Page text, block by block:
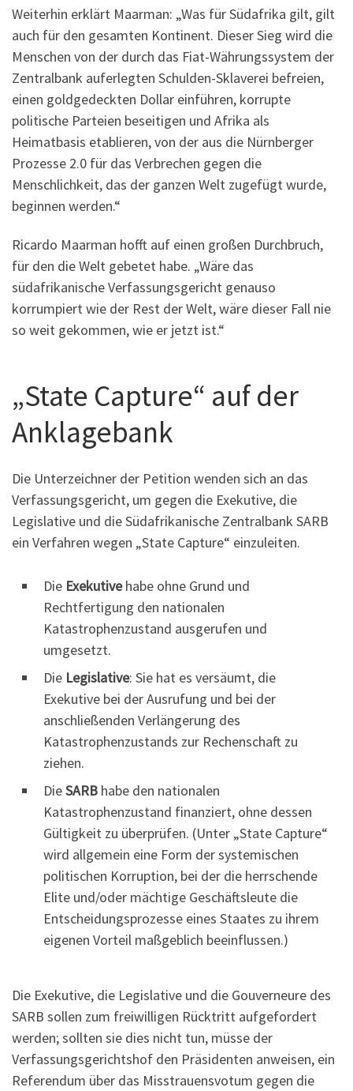
Weiterhin erklärt Maarman: „Was für Südafrika gilt, gilt
auch für den gesamten Kontinent. Dieser Sieg wird die
Menschen von der durch das Fiat-Währungssystem der
Zentralbank auferlegten Schulden-Sklaverei befreien,
einen goldgedeckten Dollar einführen, korrupte
politische Parteien beseitigen und Afrika als
Heimatbasis etablieren, von der aus die Nürnberger
Prozesse 2.0 für das Verbrechen gegen die
Menschlichkeit, das der ganzen Welt zugefügt wurde,
beginnen werden.“
Ricardo Maarman hofft auf einen großen Durchbruch,
für den die Welt gebetet habe. „Wäre das
südafrikanische Verfassungsgericht genauso
korrumpiert wie der Rest der Welt, wäre dieser Fall nie
so weit gekommen, wie er jetzt ist.“
„State Capture“ auf der
Anklagebank
Die Unterzeichner der Petition wenden sich an das
Verfassungsgericht, um gegen die Exekutive, die
Legislative und die Südafrikanische Zentralbank SARB
ein Verfahren wegen „State Capture“ einzuleiten.
Die Exekutivehabe ohne Grund und
Rechtfertigung den nationalen
Katastrophenzustand ausgerufen und
umgesetzt.
Die Legislative: Sie hat es versäumt, die
Exekutive bei der Ausrufung und bei der
anschließenden Verlängerung des
Katastrophenzustands zur Rechenschaft zu
ziehen.
DieSARB habe den nationalen
Katastrophenzustand finanziert, ohne dessen
Gültigkeit zu überprüfen. (Unter „State Capture“
wird allgemein eine Form der systemischen
politischen Korruption, bei der die herrschende
Elite und/oder mächtige Geschäftsleute die
Entscheidungsprozesse eines Staates zu ihrem
eigenen Vorteil maßgeblich beeinflussen.)
Die Exekutive, die Legislative und die Gouverneure des
SARB sollen zum freiwilligen Rücktritt aufgefordert
werden; sollten sie dies nicht tun, müsse der
Verfassungsgerichtshof den Präsidenten anweisen, ein
Referendum über das Misstrauensvotum gegen die